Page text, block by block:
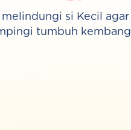
si Kecil agar
tumbuh kembang